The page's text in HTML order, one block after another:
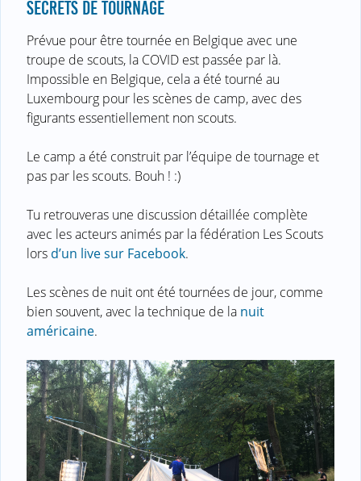
SECRETS DE TOURNAGE
Prévue pour être tournée en Belgique avec une
troupe de scouts, la COVID est passée par là.
Impossible en Belgique, cela a été tourné au
Luxembourg pour les scènes de camp, avec des
figurants essentiellement non scouts.
Le camp a été construit par l’équipe de tournage et
pas par les scouts. Bouh ! :)
Tu retrouveras une discussion détaillée complète
avec les acteurs animés par la fédération Les Scouts
lors d’un live sur Facebook.
Les scènes de nuit ont été tournées de jour, comme
bien souvent, avec la technique de la nuit
américaine.